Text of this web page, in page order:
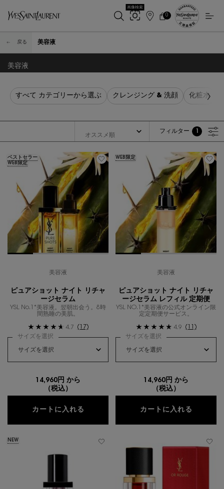
画像検索
店
カ
0
0 カート内の製品
戻る 美容液
美容液
すべて カテゴリーから選ぶ クレンジング & 洗顔 化粧水
フィルター
フィルターメニュー
1
フィルターが適用され
ベストセラー
WEB限定
美容液
ピュアショット ナイト リチャ
ージセラム
YSL No.1*美容液。翌朝出会う。8時
間熟睡の美肌。
4.7
(17)
サイズを選択
14,960円 から
（税込）
カートに入れる ピュアショット ナイト リチャージセラ
WEB限定
美容液
ピュアショット ナイト リチャ
ージセラム レフィル 定期便
YSL NO.1*美容液の公式オンライン限
定定期便サービス。
4.9
(11)
サイズを選択
14,960円 から
（税込）
カートに入れる
NEW